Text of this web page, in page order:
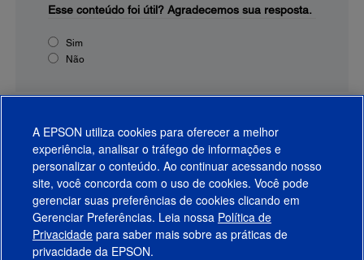
Esse conteúdo foi útil? Agradecemos sua resposta.
Sim
Não
Produtos
Suporte
A EPSON utiliza cookies para oferecer a melhor
experiência, analisar o tráfego de informações e
personalizar o conteúdo. Ao continuar acessando nosso
site, você concorda com o uso de cookies. Você pode
gerenciar suas preferências de cookies clicando em
Gerenciar Preferências. Leia nossa Política de
Privacidade para saber mais sobre as práticas de
privacidade da EPSON.